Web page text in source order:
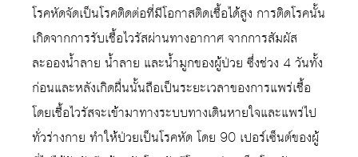
โรคหัดจัดเป็นโรคติดต่อที่มีโอกาสติดเชื้อได้สูง การติดโรคนั้น
เกิดจากการรับเชื้อไวรัสผ่านทางอากาศ จากการสัมผัส
ละอองน้ำลาย น้ำลาย และน้ำมูกของผู้ป่วย ซึ่งช่วง 4 วันทั้ง
ก่อนและหลังเกิดผื่นนั้นถือเป็นระยะเวลาของการแพร่เชื้อ
โดยเชื้อไวรัสจะเข้ามาทางระบบทางเดินหายใจและแพร่ไป
ทั่วร่างกาย ทำให้ป่วยเป็นโรคหัด โดย 90 เปอร์เซ็นต์ของผู้